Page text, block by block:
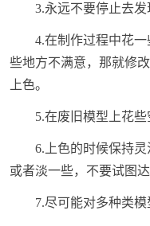
3.永远不要停止去发
4.在制作过程中花
些地方不满意，那就修
上色。
5.在废旧模型上花些
6.上色的时候保持
或者淡一些，不要试图
7.尽可能对多种类模